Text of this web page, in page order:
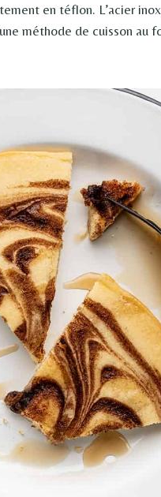
en téflon. L’acier
méthode de cuisson au